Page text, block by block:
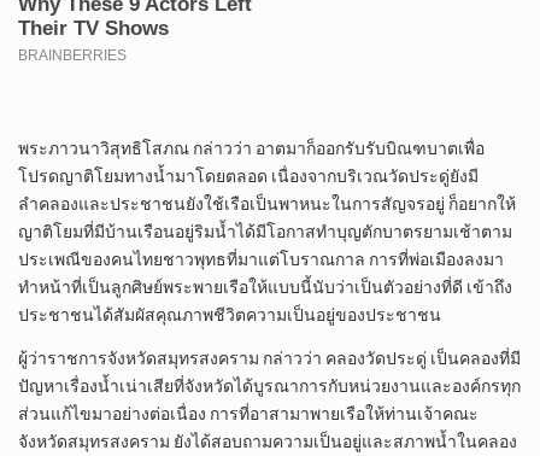
พระภาวนาวิสุทธิโสภณ กล่าวว่า อาตมาก็ออกรับรับบิณฑบาตเพื่อ
โปรดญาติโยมทางน้ำมาโดยตลอด เนื่องจากบริเวณวัดประดู่ยังมี
ลำคลองและประชาชนยังใช้เรือเป็นพาหนะในการสัญจรอยู่ ก็อยากให้
ญาติโยมที่มีบ้านเรือนอยู่ริมน้ำได้มีโอกาสทำบุญตักบาตรยามเช้าตาม
ประเพณีของคนไทยชาวพุทธที่มาแต่โบราณกาล การที่พ่อเมืองลงมา
ทำหน้าที่เป็นลูกศิษย์พระพายเรือให้แบบนี้นับว่าเป็นตัวอย่างที่ดี เข้าถึง
ประชาชนได้สัมผัสคุณภาพชีวิตความเป็นอยู่ของประชาชน
ผู้ว่าราชการจังหวัดสมุทรสงคราม กล่าวว่า คลองวัดประดู่ เป็นคลองที่มี
ปัญหาเรื่องน้ำเน่าเสียที่จังหวัดได้บูรณาการกับหน่วยงานและองค์กรทุก
ส่วนแก้ไขมาอย่างต่อเนื่อง การที่อาสามาพายเรือให้ท่านเจ้าคณะ
จังหวัดสมุทรสงคราม ยังได้สอบถามความเป็นอยู่และสภาพน้ำในคลอง